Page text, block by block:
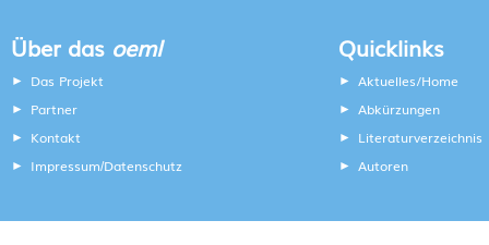
Über das oeml
Das Projekt
Partner
Kontakt
Impressum/Datenschutz
Quicklinks
Aktuelles/Home
Abkürzungen
Literaturverzeichnis
Autoren